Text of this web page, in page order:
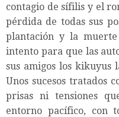
contagio de sífilis y el
pérdida de todas sus
plantación y la
intento para que las
sus amigos los kikuyus
Unos sucesos tratados
prisas ni tensiones
entorno pacífico, con